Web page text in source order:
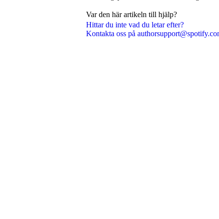
Hittar du inte vad du letar efter?
Kontakta oss på
Var den här artikeln till hjälp?